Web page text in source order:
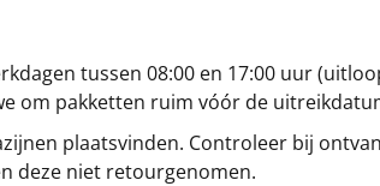
tussen 08:00 en 17:00 uur
om pakketten ruim vóór de
plaatsvinden. Controleer bij
deze niet retourgenomen.